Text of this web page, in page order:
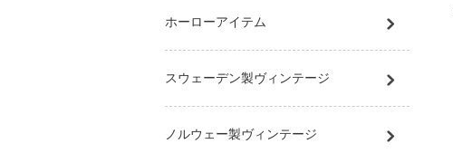
ホーローアイテム
スウェーデン製ヴィンテージ
ノルウェー製ヴィンテージ